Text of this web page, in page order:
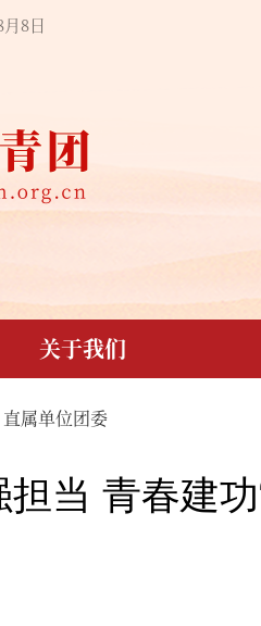
8日
关于我们
直属单位团委
担当 青春建